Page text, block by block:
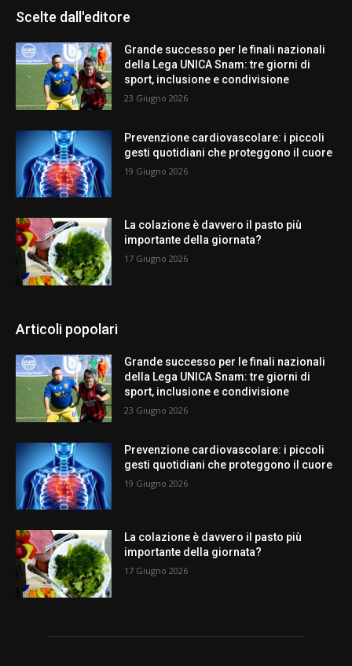
Scelte dall'editore
Grande successo per le finali nazionali
della Lega UNICA Snam: tre giorni di
sport, inclusione e condivisione
23 Giugno 2026
Prevenzione cardiovascolare: i piccoli
gesti quotidiani che proteggono il cuore
19 Giugno 2026
La colazione è davvero il pasto più
importante della giornata?
17 Giugno 2026
Articoli popolari
Grande successo per le finali nazionali
della Lega UNICA Snam: tre giorni di
sport, inclusione e condivisione
23 Giugno 2026
Prevenzione cardiovascolare: i piccoli
gesti quotidiani che proteggono il cuore
19 Giugno 2026
La colazione è davvero il pasto più
importante della giornata?
17 Giugno 2026